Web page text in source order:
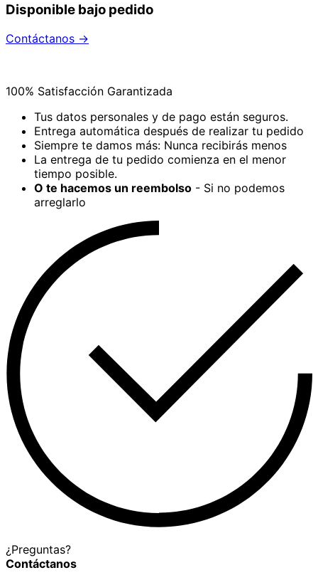
Disponible bajo pedido
Contáctanos →
100% Satisfacción Garantizada
Tus datos personales y de pago están seguros.
Entrega automática después de realizar tu pedido
Siempre te damos más: Nunca recibirás menos
La entrega de tu pedido comienza en el menor
tiempo posible.
O te hacemos un reembolso - Si no podemos
arreglarlo
¿Preguntas?
Contáctanos